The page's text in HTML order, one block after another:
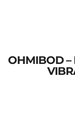
OHMIBOD –